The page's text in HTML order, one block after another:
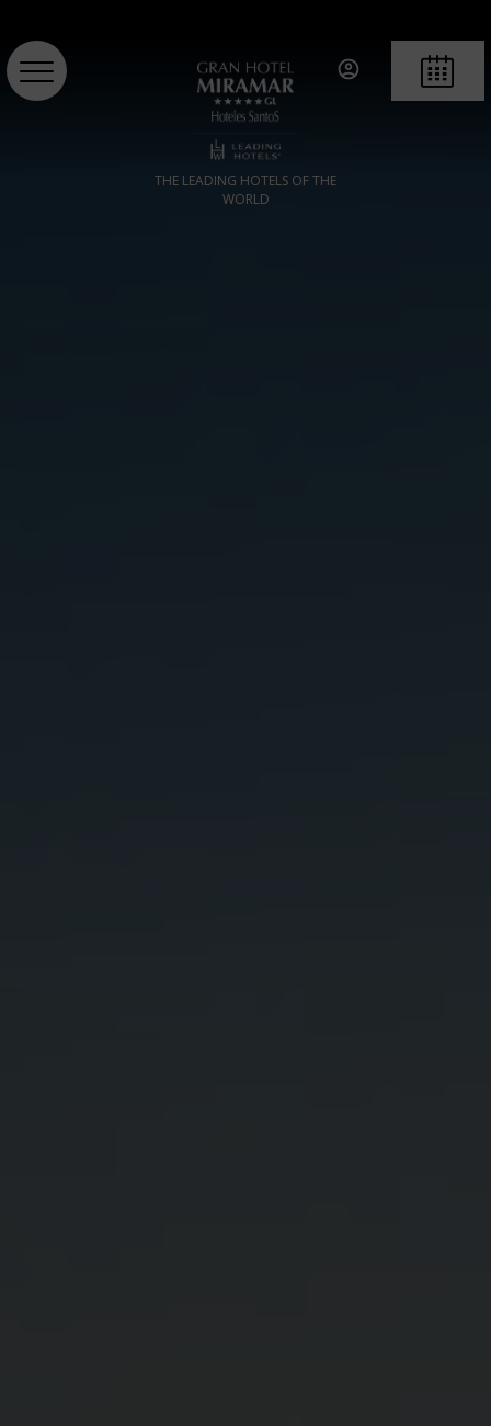
THE LEADING HOTELS OF THE
WORLD